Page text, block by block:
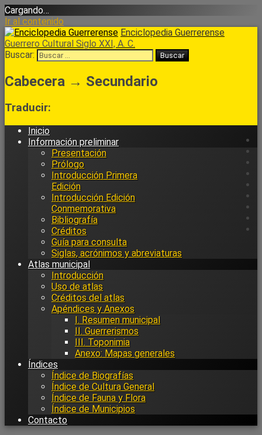
Cargando…
Ir al contenido
Enciclopedia Guerrerense
Guerrero Cultural Siglo XXI, A. C.
Buscar:
Cabecera → Secundario
Traducir:
Inicio
Información preliminar
Presentación
Prólogo
Introducción Primera
Edición
Introducción Edición
Conmemorativa
Bibliografía
Créditos
Guía para consulta
Siglas, acrónimos y abreviaturas
Atlas municipal
Introducción
Uso de atlas
Créditos del atlas
Apéndices y Anexos
I. Resumen municipal
II. Guerrerismos
III. Toponimia
Anexo: Mapas generales
Índices
Índice de Biografías
Índice de Cultura General
Índice de Fauna y Flora
Índice de Municipios
Contacto